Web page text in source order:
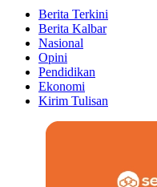
Berita Terkini
Berita Kalbar
Nasional
Opini
Pendidikan
Ekonomi
Kirim Tulisan